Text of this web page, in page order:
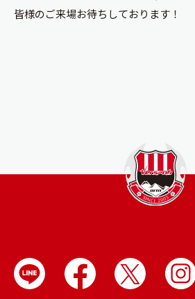
皆様のご来場お待ちしております！